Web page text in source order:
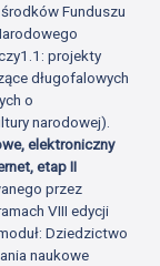
Funduszu
projekty
długofalowych
o
narodowej).
elektroniczny
etap II
przez
VIII edycji
Dziedzictwo
naukowe